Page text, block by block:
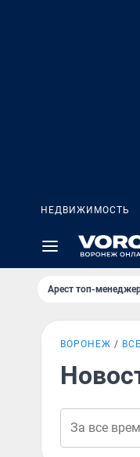
НЕДВИЖИМОСТЬ
Арест топ-
ВОРОНЕЖ